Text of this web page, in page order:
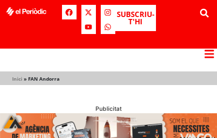
SUBSCRIU-
T'HI
Inici » FAN Andorra
Publicitat